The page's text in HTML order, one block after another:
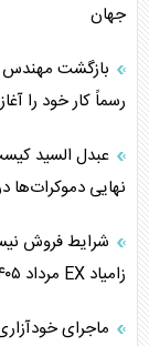
جهان
بازگشت مهندس
رسماً کار خود را
عبدل السید
نهایی دموکرات‌ها
شرایط فروش
زامیاد EX مرداد ۱۴۰۵
ماجرای